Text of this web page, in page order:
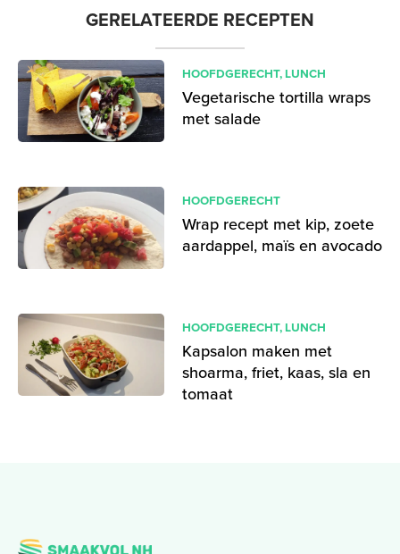
GERELATEERDE RECEPTEN
HOOFDGERECHT,LUNCH
Vegetarische tortilla wraps
met salade
HOOFDGERECHT
Wrap recept met kip, zoete
aardappel, maïs en avocado
HOOFDGERECHT,LUNCH
Kapsalon maken met
shoarma, friet, kaas, sla en
tomaat